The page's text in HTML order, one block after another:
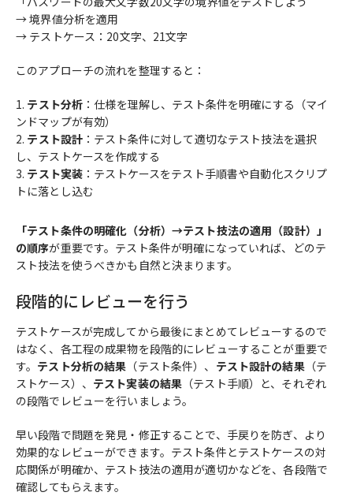
→ 境界値分析を適用
→ テストケース：20文字、21文字
このアプローチの流れを整理すると：
テスト分析 ：仕様を理解し、テスト条件を明確にする（マイ
ンドマップが有効）
テスト設計 ：テスト条件に対して適切なテスト技法を選択
し、テストケースを作成する
テスト実装 ：テストケースをテスト手順書や自動化スクリプ
トに落とし込む
「テスト条件の明確化（分析）→テスト技法の適用（設計）」
の順序が重要です。テスト条件が明確になっていれば、どのテ
スト技法を使うべきかも自然と決まります。
段階的にレビューを行う
テストケースが完成してから最後にまとめてレビューするので
はなく、各工程の成果物を段階的にレビューすることが重要で
す。 テスト分析の結果 （テスト条件）、 テスト設計の結果（テ
ストケース）、 テスト実装の結果 （テスト手順）と、それぞれ
の段階でレビューを行いましょう。
早い段階で問題を発見・修正することで、手戻りを防ぎ、より
効果的なレビューができます。テスト条件とテストケースの対
応関係が明確か、テスト技法の適用が適切かなどを、各段階で
確認してもらえます。